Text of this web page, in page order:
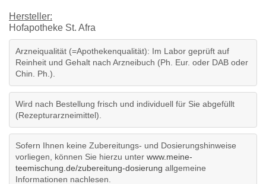
Hersteller:
Hofapotheke St. Afra
Arzneiqualität (=Apothekenqualität): Im Labor geprüft auf
Reinheit und Gehalt nach Arzneibuch (Ph. Eur. oder DAB oder
Chin. Ph.).
Wird nach Bestellung frisch und individuell für Sie abgefüllt
(Rezepturarzneimittel).
Sofern Ihnen keine Zubereitungs- und Dosierungshinweise
vorliegen, können Sie hierzu unter www.meine-
teemischung.de/zubereitung-dosierung allgemeine
Informationen nachlesen.